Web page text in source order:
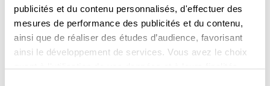
publicités et du contenu personnalisés, d'effectuer des
mesures de performance des publicités et du contenu,
ainsi que de réaliser des études d’audience, favorisant
ainsi le développement de services. Vous avez le choix
quant à l'utilisation de vos données et à leurs finalités.